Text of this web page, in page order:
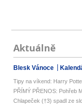
Aktuálně
Blesk Vánoce
Tipy na víkend: Harry
PŘÍMÝ PŘENOS: Pohřeb
Chlapeček (†3) spadl ze